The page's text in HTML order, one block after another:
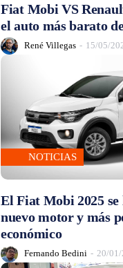
Fiat Mobi VS
el auto más barato
René Villegas - 15/05/
NOTICIAS
El Fiat Mobi 2025
nuevo motor y más
económico
Fernando Bedini - 20/01/